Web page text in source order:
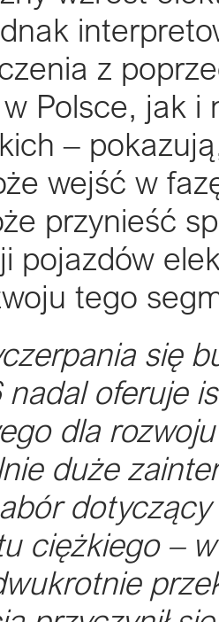
z
Polsce, jak i
–
wejść w
przynieść
pojazdów
tego
się
oferuje
dla
duże
ciężkiego –